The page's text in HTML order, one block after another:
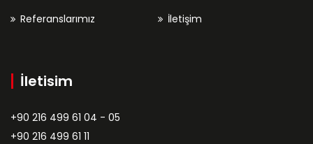
Referanslarımız
İletişim
İletisim
+90 216 499 61 04 - 05
+90 216 499 61 11